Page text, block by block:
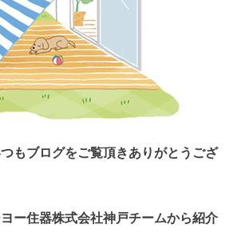
もブログをご覧頂きありがとうござ
ー住器株式会社神戸チームから紹介